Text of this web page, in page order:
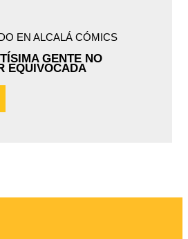
EN ALCALÁ CÓMICS
GENTE NO
EQUIVOCADA